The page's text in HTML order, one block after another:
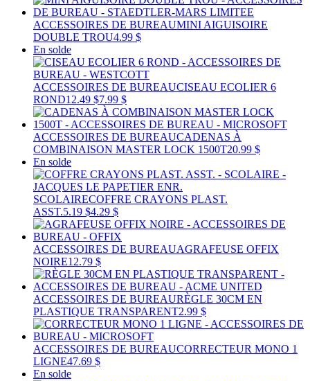
ACCESSOIRES DE BUREAUMINI AIGUISOIRE
DOUBLE TROU4.99 $
En solde
ACCESSOIRES DE BUREAUCISEAU ECOLIER 6
ROND12.49 $7.99 $
ACCESSOIRES DE BUREAUCADENAS À
COMBINAISON MASTER LOCK 1500T20.99 $
En solde
SCOLAIRECOFFRE CRAYONS PLAST.
ASST.5.19 $4.29 $
ACCESSOIRES DE BUREAUAGRAFEUSE OFFIX
NOIRE12.79 $
ACCESSOIRES DE BUREAURÈGLE 30CM EN
PLASTIQUE TRANSPARENT2.99 $
ACCESSOIRES DE BUREAUCORRECTEUR MONO 1
LIGNE47.69 $
En solde